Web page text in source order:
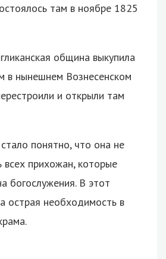
там в ноябре 1825
община выкупила
в нынешнем Вознесенском
и открыли там
понятно, что она не
всех прихожан, которые
богослужения. В этот
острая необходимость в